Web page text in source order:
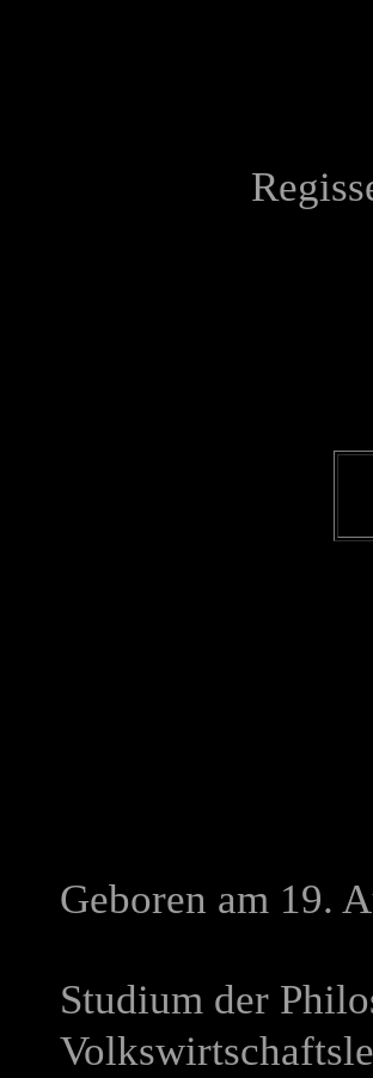
Geboren am 19.
Studium der